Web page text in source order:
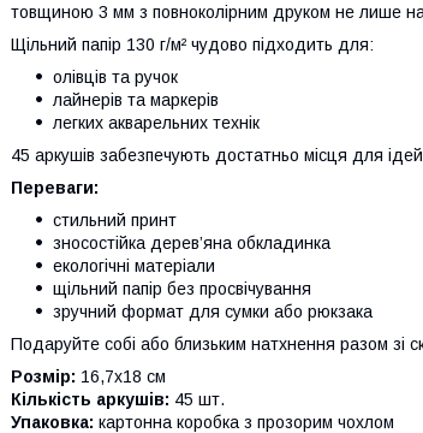
товщиною 3 мм з повноколірним друком не лише
Щільний папір 130 г/м² чудово підходить для:
олівців та ручок
лайнерів та маркерів
легких акварельних технік
45 аркушів забезпечують достатньо місця для
Переваги:
стильний принт
зносостійка дерев’яна обкладинка
екологічні матеріали
щільний папір без просвічування
зручний формат для сумки або рюкзака
Подаруйте собі або близьким натхнення разом зі
Розмір: 16,7х18 см
Кількість аркушів: 45 шт.
Упаковка: картонна коробка з прозорим чохлом